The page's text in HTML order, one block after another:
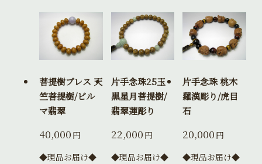
菩提樹ブレス 天
竺菩提樹/ビル
マ翡翠
40,000 円
◆現品お届け◆
片手念珠25玉
黒星月菩提樹/
翡翠蓮彫り
22,000 円
◆現品お届け◆
片手念珠 桃木
羅漢彫り/虎目
石
20,000 円
◆現品お届け◆